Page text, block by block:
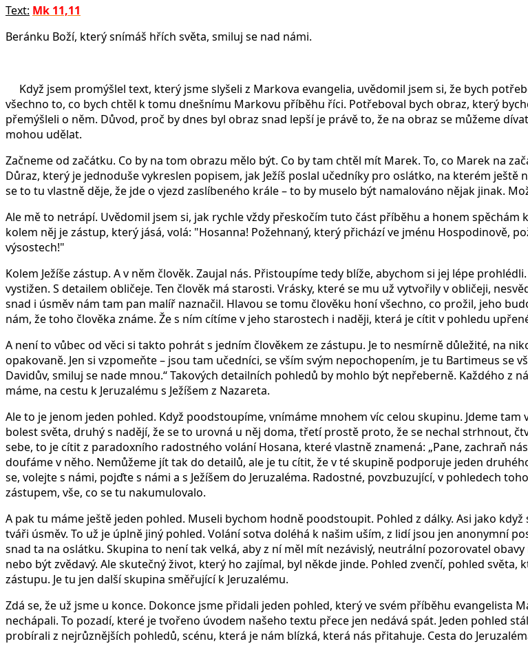
Text: Mk 11,11
Beránku Boží, který snímáš hřích světa, smiluj se nad námi.
Když jsem promýšlel text, který jsme slyšeli z Markova evangelia, uvědomil jsem si, že bych
všechno to, co bych chtěl k tomu dnešnímu Markovu příběhu říci. Potřeboval bych obraz, který
přemýšleli o něm. Důvod, proč by dnes byl obraz snad lepší je právě to, že na obraz se můžeme
mohou udělat.
Začneme od začátku. Co by na tom obrazu mělo být. Co by tam chtěl mít Marek. To, co Marek na
Důraz, který je jednoduše vykreslen popisem, jak Ježíš poslal učedníky pro oslátko, na kterém
se to tu vlastně děje, že jde o vjezd zaslíbeného krále – to by muselo být namalováno nějak jinak.
Ale mě to netrápí. Uvědomil jsem si, jak rychle vždy přeskočím tuto část příběhu a honem spěchám
kolem něj je zástup, který jásá, volá: "Hosanna! Požehnaný, který přichází ve jménu Hospodinově,
výsostech!"
Kolem Ježíše zástup. A v něm člověk. Zaujal nás. Přistoupíme tedy blíže, abychom si jej lépe
vystižen. S detailem obličeje. Ten člověk má starosti. Vrásky, které se mu už vytvořily v obličeji,
snad i úsměv nám tam pan malíř naznačil. Hlavou se tomu člověku honí všechno, co prožil, jeho
nám, že toho člověka známe. Že s ním cítíme v jeho starostech i naději, která je cítit v pohledu
A není to vůbec od věci si takto pohrát s jedním člověkem ze zástupu. Je to nesmírně důležité, na
opakovaně. Jen si vzpomeňte – jsou tam učedníci, se vším svým nepochopením, je tu Bartimeus se
Davidův, smiluj se nade mnou.“ Takových detailních pohledů by mohlo být nepřeberně. Každého z
máme, na cestu k Jeruzalému s Ježíšem z Nazareta.
Ale to je jenom jeden pohled. Když poodstoupíme, vnímáme mnohem víc celou skupinu. Jdeme
bolest světa, druhý s nadějí, že se to urovná u něj doma, třetí prostě proto, že se nechal strhnout,
sebe, to je cítit z paradoxního radostného volání Hosana, které vlastně znamená: „Pane, zachraň
doufáme v něho. Nemůžeme jít tak do detailů, ale je tu cítit, že v té skupině podporuje jeden
se, volejte s námi, pojďte s námi a s Ježíšem do Jeruzaléma. Radostné, povzbuzující, v pohledech
zástupem, vše, co se tu nakumulovalo.
A pak tu máme ještě jeden pohled. Museli bychom hodně poodstoupit. Pohled z dálky. Asi jako
tváři úsměv. To už je úplně jiný pohled. Volání sotva doléhá k našim uším, z lidí jsou jen anonymní
snad ta na oslátku. Skupina to není tak velká, aby z ní měl mít nezávislý, neutrální pozorovatel
nebo být zvědavý. Ale skutečný život, který ho zajímal, byl někde jinde. Pohled zvenčí, pohled
zástupu. Je tu jen další skupina směřující k Jeruzalému.
Zdá se, že už jsme u konce. Dokonce jsme přidali jeden pohled, který ve svém příběhu evangelista
nechápali. To pozadí, které je tvořeno úvodem našeho textu přece jen nedává spát. Jeden pohled
probírali z nejrůznějších pohledů, scénu, která je nám blízká, která nás přitahuje. Cesta do